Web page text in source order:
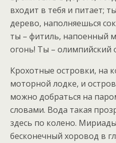
входит в тебя и питает;
дерево, наполняешься
ты – фитиль, напоенный
огонь! Ты – олимпийский
Крохотные островки, на
моторной лодке, и
можно добраться на
словами. Вода такая
здесь по колено.
бесконечный хоровод в